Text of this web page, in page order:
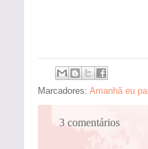
Marcadores: Amanhã eu
3 comentários